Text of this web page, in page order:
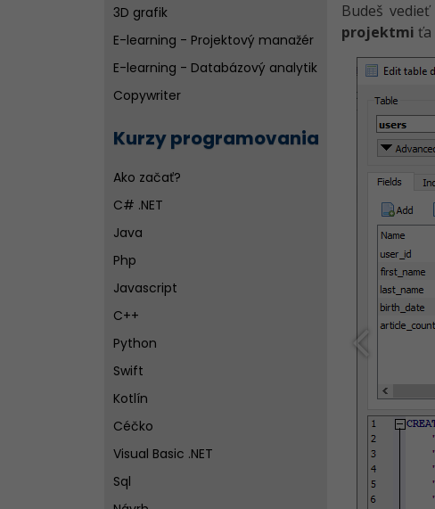
3D grafik
E-learning - Projektový manažér
E-learning - Databázový analytik
Copywriter
SEO špecialistov
Kurzy programovania
Ako začať?
C# .NET
Java
Php
Javascript
C++
Python
Swift
Kotlín
Céčko
Visual Basic .NET
Sql
Budeš vedieť
projektmi ťa